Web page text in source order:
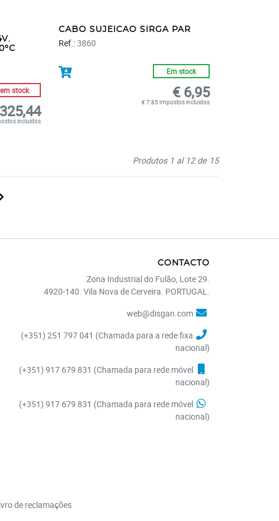
stock
incluidos
CABO SUJEICAO SIRGA PAR
Ref.:3860
Em stock
€ 6,95
€ 7,85 Impostos incluidos
Produtos 1 al 12 de 15
CONTACTO
Zona Industrial do Fulão, Lote 29.
4920-140. Vila Nova de Cerveira. PORTUGAL.
web@disgan.com
(+351) 251 797 041 (Chamada para a rede fixa
nacional)
(+351) 917 679 831 (Chamada para rede móvel
nacional)
(+351) 917 679 831 (Chamada para rede móvel
nacional)
de reclamações